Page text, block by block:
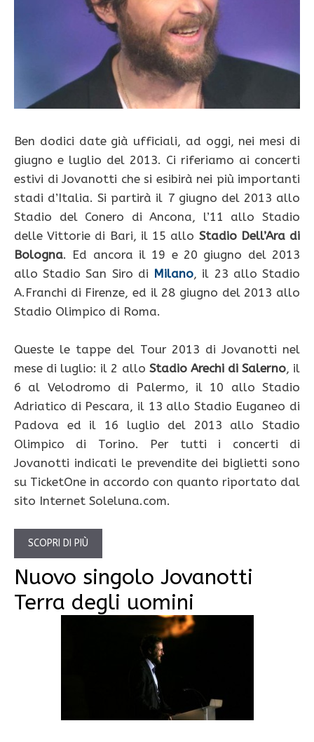
Ben dodici date già ufficiali, ad oggi, nei mesi di
giugno e luglio del 2013. Ci riferiamo ai concerti
estivi di Jovanotti che si esibirà nei più importanti
stadi d’Italia. Si partirà il 7 giugno del 2013 allo
Stadio del Conero di Ancona, l’11 allo Stadio
delle Vittorie di Bari, il 15 allo Stadio Dell’Ara di
Bologna. Ed ancora il 19 e 20 giugno del 2013
allo Stadio San Siro di Milano, il 23 allo Stadio
A.Franchi di Firenze, ed il 28 giugno del 2013 allo
Stadio Olimpico di Roma.
Queste le tappe del Tour 2013 di Jovanotti nel
mese di luglio: il 2 allo Stadio Arechi di Salerno, il
6 al Velodromo di Palermo, il 10 allo Stadio
Adriatico di Pescara, il 13 allo Stadio Euganeo di
Padova ed il 16 luglio del 2013 allo Stadio
Olimpico di Torino. Per tutti i concerti di
Jovanotti indicati le prevendite dei biglietti sono
su TicketOne in accordo con quanto riportato dal
sito Internet Soleluna.com.
SCOPRI DI PIÙ
Nuovo singolo Jovanotti
Terra degli uomini